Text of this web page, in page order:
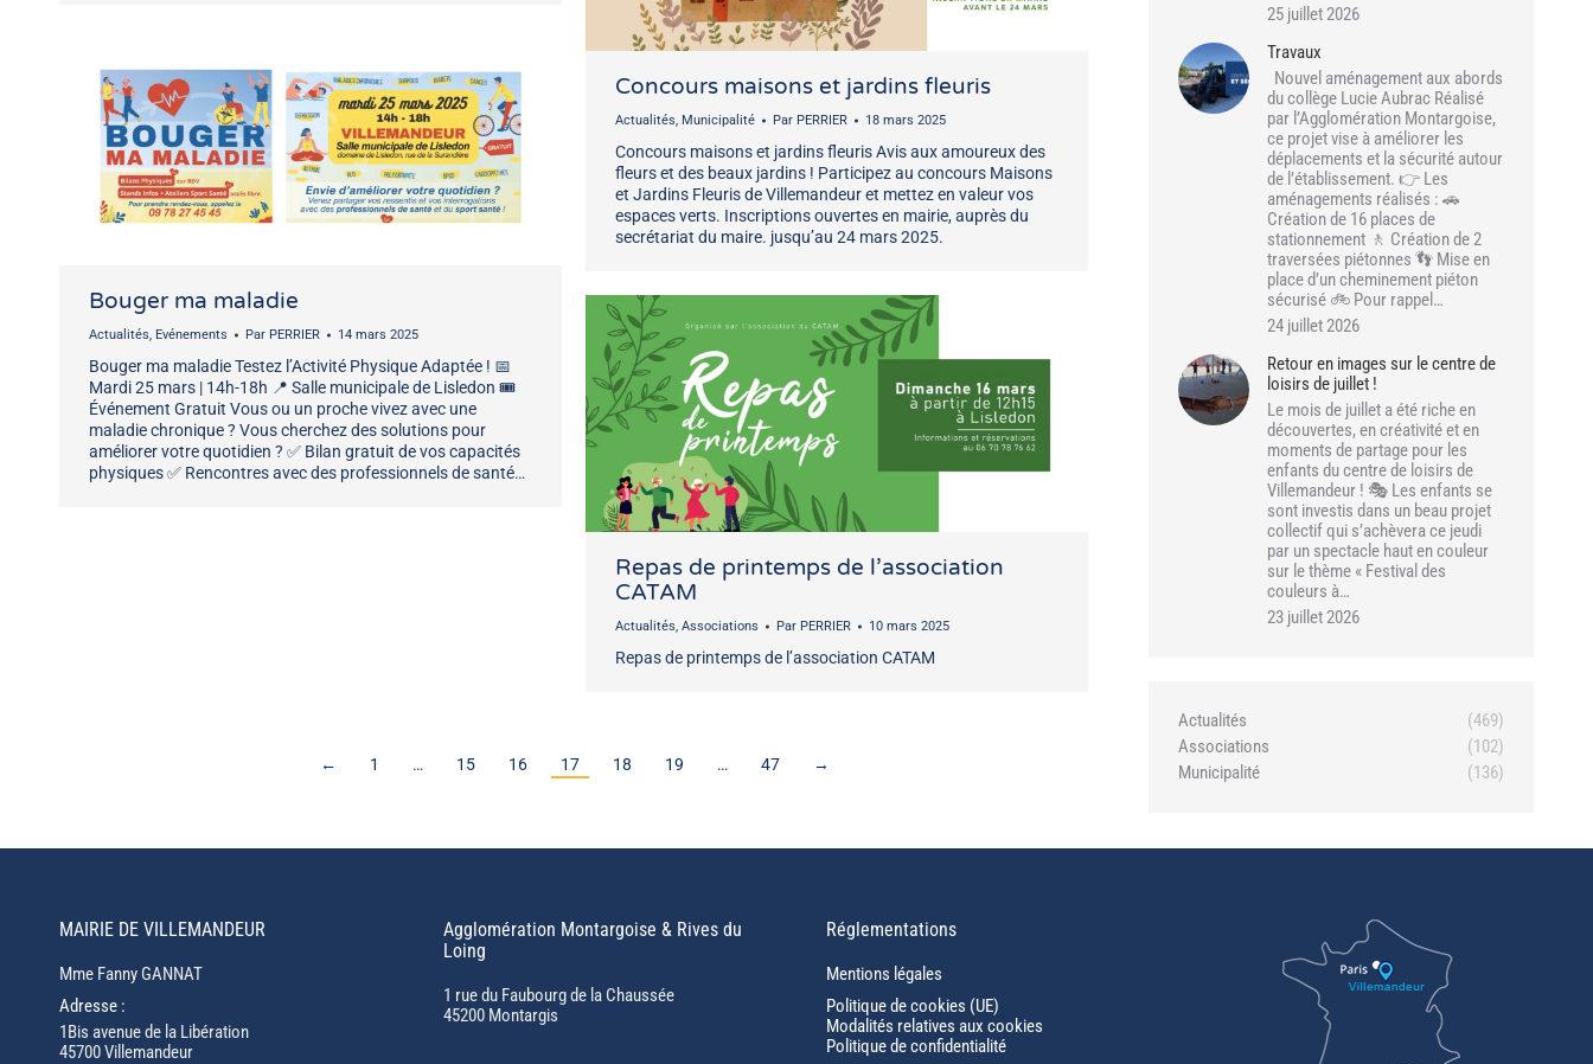
Concours maisons et jardins fleuris
Actualités, Municipalité Par PERRIER 18 mars 2025
Concours maisons et jardins fleuris Avis aux amoureux des
fleurs et des beaux jardins ! Participez au concours Maisons
et Jardins Fleuris de Villemandeur et mettez en valeur vos
espaces verts. Inscriptions ouvertes en mairie, auprès du
secrétariat du maire. jusqu’au 24 mars 2025.
Bouger ma maladie
Actualités, Evénements Par PERRIER 14 mars 2025
Bouger ma maladie Testez l’Activité Physique Adaptée ! 📅
Mardi 25 mars | 14h-18h 📍 Salle municipale de Lisledon 🎟️
Événement Gratuit Vous ou un proche vivez avec une
maladie chronique ? Vous cherchez des solutions pour
améliorer votre quotidien ? ✅ Bilan gratuit de vos capacités
physiques ✅ Rencontres avec des professionnels de santé…
Repas de printemps de l’association
CATAM
Actualités, Associations Par PERRIER 10 mars 2025
Repas de printemps de l’association CATAM
← 1 … 15 16 17 18 19 … 47 →
25 juillet 2026
Travaux
Nouvel aménagement aux abords
du collège Lucie Aubrac Réalisé
par l’Agglomération Montargoise,
ce projet vise à améliorer les
déplacements et la sécurité autour
de l’établissement. 👉 Les
aménagements réalisés : 🚗
Création de 16 places de
stationnement 🚶 Création de 2
traversées piétonnes 👣 Mise en
place d’un cheminement piéton
sécurisé 🚲 Pour rappel…
24 juillet 2026
Retour en images sur le centre de
loisirs de juillet !
Le mois de juillet a été riche en
découvertes, en créativité et en
moments de partage pour les
enfants du centre de loisirs de
Villemandeur ! 🎭 Les enfants se
sont investis dans un beau projet
collectif qui s’achèvera ce jeudi
par un spectacle haut en couleur
sur le thème « Festival des
couleurs à…
23 juillet 2026
Actualités
(469)
Associations
(102)
Municipalité
(136)
MAIRIE DE VILLEMANDEUR
Mme Fanny GANNAT
Adresse :
1Bis avenue de la Libération
45700 Villemandeur
Agglomération Montargoise & Rives du
Loing
1 rue du Faubourg de la Chaussée
45200 Montargis
Réglementations
Mentions légales
Politique de cookies (UE)
Modalités relatives aux cookies
Politique de confidentialité